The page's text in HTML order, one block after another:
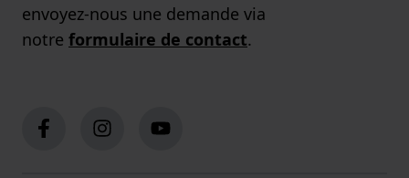
envoyez-nous une demande via
notre formulaire de contact.